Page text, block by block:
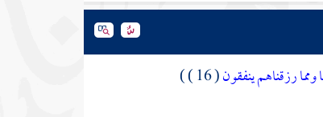
رزقناهم ينفقون( 16 ) )